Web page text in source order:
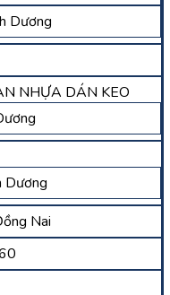
Dương
NHỰA DÁN KEO
Dương
Nai